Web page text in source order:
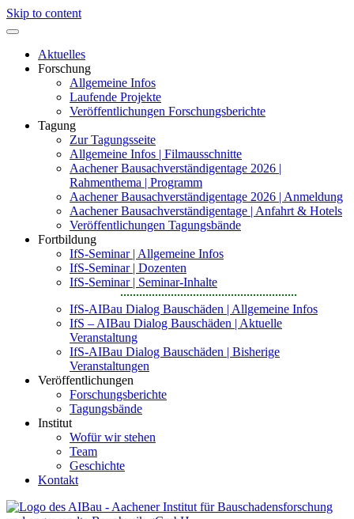
Skip to content
Aktuelles
Forschung
Allgemeine Infos
Laufende Projekte
Veröffentlichungen Forschungsberichte
Tagung
Zur Tagungsseite
Allgemeine Infos | Filmausschnitte
Aachener Bausachverständigentage 2026 |
Rahmenthema | Programm
Aachener Bausachverständigentage 2026 | Anmeldung
Aachener Bausachverständigentage | Anfahrt & Hotels
Veröffentlichungen Tagungsbände
Fortbildung
IfS-Seminar | Allgemeine Infos
IfS-Seminar | Dozenten
IfS-Seminar | Seminar-Inhalte
IfS-AIBau Dialog Bauschäden | Allgemeine Infos
IfS – AIBau Dialog Bauschäden | Aktuelle
Veranstaltung
IfS-AIBau Dialog Bauschäden | Bisherige
Veranstaltungen
Veröffentlichungen
Forschungsberichte
Tagungsbände
Institut
Wofür wir stehen
Team
Geschichte
Kontakt